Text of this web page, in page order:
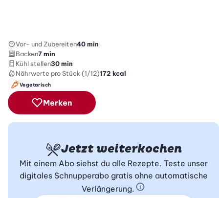
Vor- und Zubereiten40 min
Backen7 min
Kühl stellen30 min
Nährwerte pro Stück (1/12)172 kcal
Vegetarisch
Merken
Jetzt weiterkochen
Mit einem Abo siehst du alle Rezepte. Teste unser
digitales Schnupperabo gratis ohne automatische
Verlängerung.
Schnupperabo Info